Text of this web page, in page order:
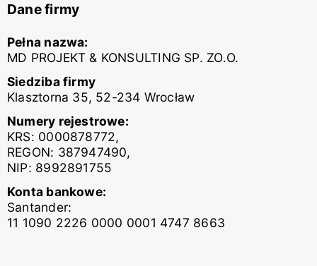
Dane firmy
Pełna nazwa:
MD PROJEKT & KONSULTING SP. ZO.O.
Siedziba firmy
Klasztorna 35, 52-234 Wrocław
Numery rejestrowe:
KRS: 0000878772,
REGON: 387947490,
NIP: 8992891755
Konta bankowe:
Santander:
11 1090 2226 0000 0001 4747 8663